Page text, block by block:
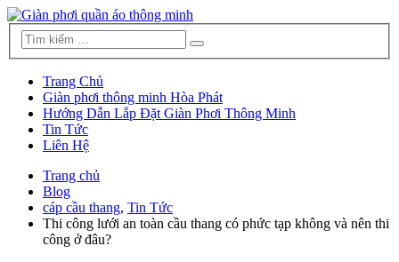
Trang Chủ
Giàn phơi thông minh Hòa Phát
Hướng Dẫn Lắp Đặt Giàn Phơi Thông Minh
Tin Tức
Liên Hệ
Trang chủ
Blog
cáp cầu thang, Tin Tức
Thi công lưới an toàn cầu thang có phức tạp không và nên thi
công ở đâu?